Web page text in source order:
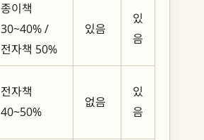
종이책
30~40% /
전자책 50%
있음
있
음
전자책
40~50%
없음
있
음